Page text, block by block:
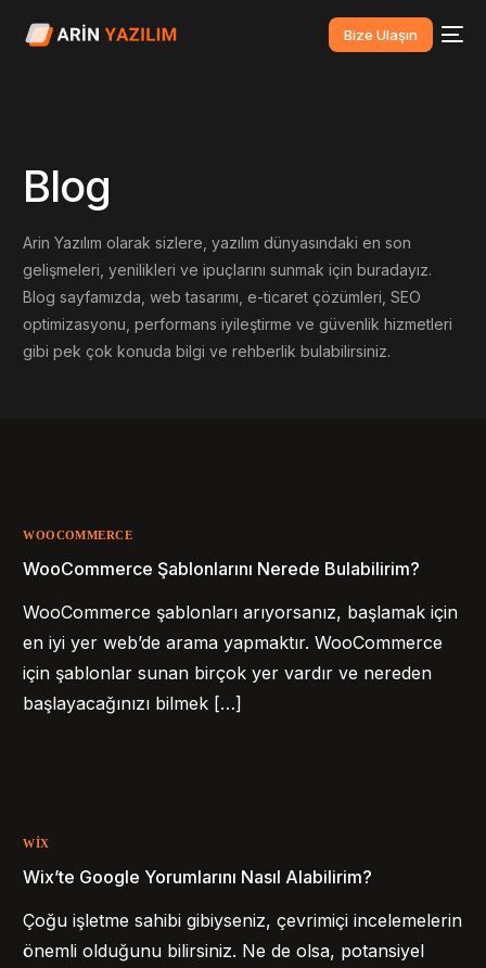
Bize Ulaşın
Blog
Arin Yazılım olarak sizlere, yazılım dünyasındaki en son
gelişmeleri, yenilikleri ve ipuçlarını sunmak için buradayız.
Blog sayfamızda, web tasarımı, e-ticaret çözümleri, SEO
optimizasyonu, performans iyileştirme ve güvenlik hizmetleri
gibi pek çok konuda bilgi ve rehberlik bulabilirsiniz.
WOOCOMMERCE
WooCommerce Şablonlarını Nerede Bulabilirim?
WooCommerce şablonları arıyorsanız, başlamak için
en iyi yer web’de arama yapmaktır. WooCommerce
için şablonlar sunan birçok yer vardır ve nereden
başlayacağınızı bilmek […]
WIX
Wix’te Google Yorumlarını Nasıl Alabilirim?
Çoğu işletme sahibi gibiyseniz, çevrimiçi incelemelerin
önemli olduğunu bilirsiniz. Ne de olsa, potansiyel